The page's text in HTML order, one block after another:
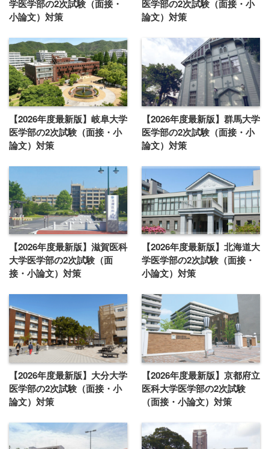
学医学部の2次試験（面接・
小論文）対策
医学部の2次試験（面接・小
論文）対策
【2026年度最新版】岐阜大学
医学部の2次試験（面接・小
論文）対策
【2026年度最新版】群馬大学
医学部の2次試験（面接・小
論文）対策
【2026年度最新版】滋賀医科
大学医学部の2次試験（面
接・小論文）対策
【2026年度最新版】北海道大
学医学部の2次試験（面接・
小論文）対策
【2026年度最新版】大分大学
医学部の2次試験（面接・小
論文）対策
【2026年度最新版】京都府立
医科大学医学部の2次試験
（面接・小論文）対策